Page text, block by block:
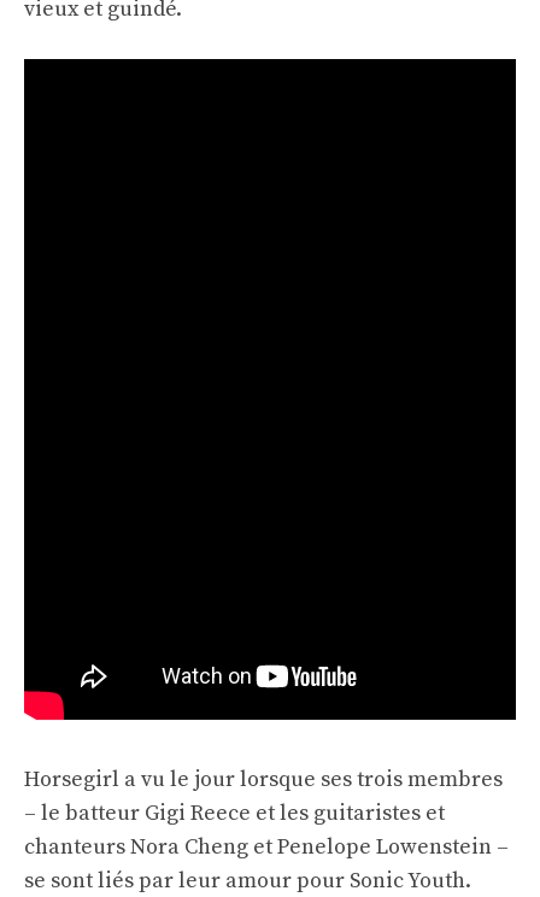
vieux et guindé.
Horsegirl a vu le jour lorsque ses trois membres
– le batteur Gigi Reece et les guitaristes et
chanteurs Nora Cheng et Penelope Lowenstein –
se sont liés par leur amour pour Sonic Youth.